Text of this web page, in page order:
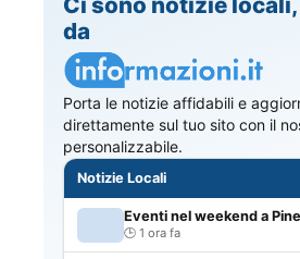
da
Porta le notizie affidabili e
direttamente sul tuo sito con il
personalizzabile.
Notizie Locali
Eventi nel weekend a
1 ora fa